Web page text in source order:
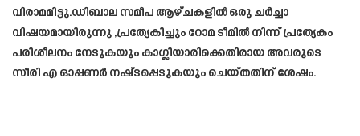
വിരാമമിട്ടു.ഡിബാല സമീപ ആഴ്ചകളിൽ ഒരു ചർച്ചാ
വിഷയമായിരുന്നു ,പ്രത്യേകിച്ചും റോമ ടീമിൽ നിന്ന് പ്രത്യേകം
പരിശീലനം നേടുകയും കാഗ്ലിയാരിക്കെതിരായ അവരുടെ
സീരി എ ഓപ്പണർ നഷ്‌ടപ്പെടുകയും ചെയ്തതിന് ശേഷം.